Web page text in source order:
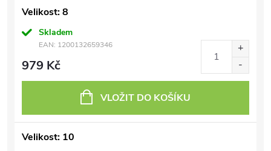
Velikost: 8
Skladem
EAN: 1200132659346
979 Kč
VLOŽIT DO KOŠÍKU
Velikost: 10